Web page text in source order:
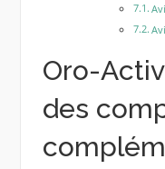
Oro-
des